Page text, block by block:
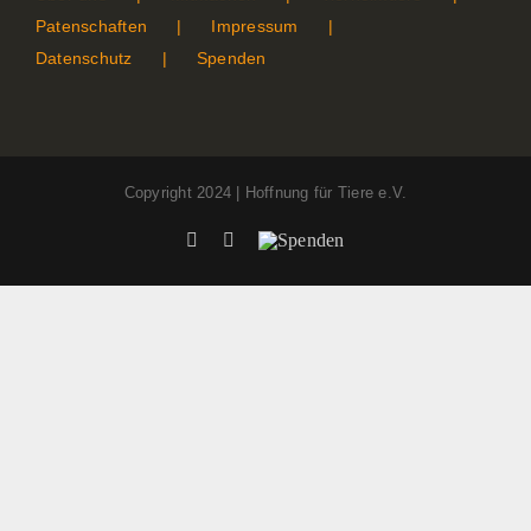
Patenschaften
Impressum
Datenschutz
Spenden
Copyright 2024 | Hoffnung für Tiere e.V.
FacebookInstagram
Spenden